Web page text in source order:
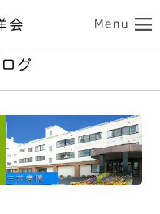
受診のご案内
看護のご案内
リニック
のご案内
ス
光栄館